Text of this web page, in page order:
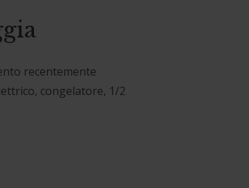
recentemente
congelatore, 1/2